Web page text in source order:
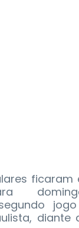
ficaram
diante